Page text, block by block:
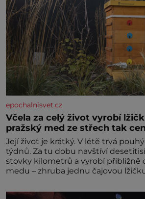
epochalnisvet.cz
Včela za celý život vyrobí
pražský med ze střech tak
Její život je krátký. V létě trvá
týdnů. Za tu dobu navštíví
stovky kilometrů a vyrobí přibližně
medu – zhruba jednu čajovou
dalšími desítkami tisíc příslušnic